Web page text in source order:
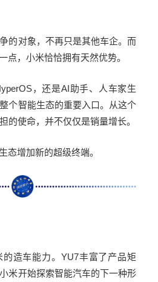
的对象，不再只是其他车企。而
点，小米恰恰拥有天然优势。
，还是AI 助手、人车家生
个智能生态的重要入口。从这个
的使命，并不仅仅是销量增长。
生态增加新的超级终端。
造车能力。YU7丰富了产品矩
米开始探索智能汽车的下一种形